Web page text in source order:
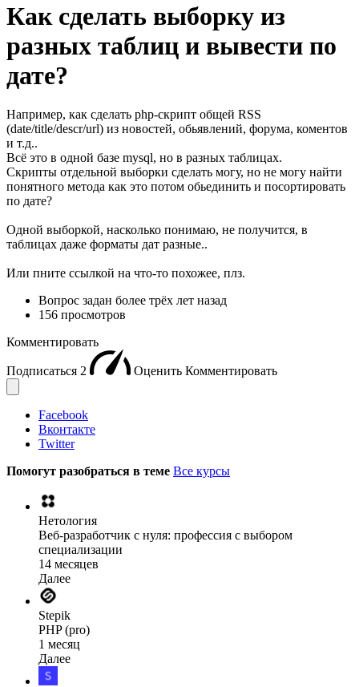
Как сделать выборку из
разных таблиц и вывести по
дате?
Например, как сделать php-скрипт общей RSS
(date/title/descr/url) из новостей, обьявлений, форума, коментов
и т.д..
Всё это в одной базе mysql, но в разных таблицах.
Скрипты отдельной выборки сделать могу, но не могу найти
понятного метода как это потом обьединить и посортировать
по дате?
Одной выборкой, насколько понимаю, не получится, в
таблицах даже форматы дат разные..
Или пните ссылкой на что-то похожее, плз.
Вопрос задан более трёх лет назад
156 просмотров
Комментировать
Подписаться 2 Оценить Комментировать
Facebook
Вконтакте
Twitter
Помогут разобраться в теме Все курсы
Нетология
Веб-разработчик с нуля: профессия с выбором
специализации
14 месяцев
Далее
Stepik
PHP (pro)
1 месяц
Далее